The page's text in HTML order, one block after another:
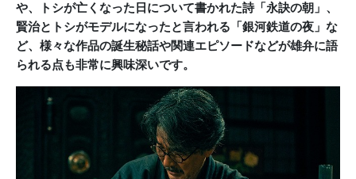
や、トシが亡くなった日について書かれた詩「永訣の朝」、
賢治とトシがモデルになったと言われる「銀河鉄道の夜」な
ど、様々な作品の誕生秘話や関連エピソードなどが雄弁に語
られる点も非常に興味深いです。